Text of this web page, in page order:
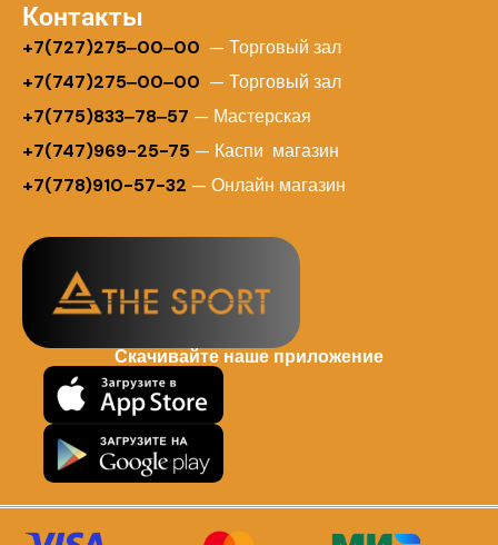
Контакты
+7(727)275‒00‒00 — Торговый зал
+7(747)275‒00‒00 — Торговый зал
+7(775)833‒78‒57 — Мастерская
+7(747)969-25-75 — Каспи магазин
+7(778)910-57-32 — Онлайн магазин
Скачивайте наше приложение